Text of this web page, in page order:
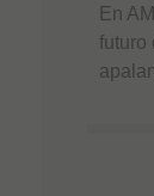
En
futuro